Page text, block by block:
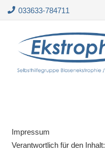
033633-784711
Impressum
Verantwortlich für den Inhalt: